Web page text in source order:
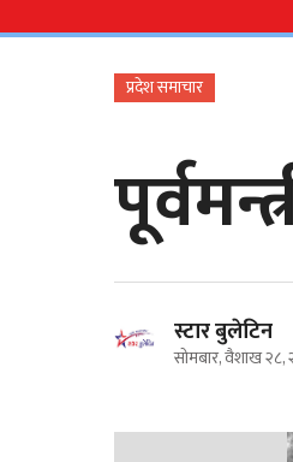
प्रदेश समाचार
स्टार बुलेटिन
सोमबार, वैशाख २८,